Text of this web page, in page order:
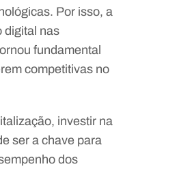
Por isso, a
digital nas
fundamental
competitivas no
investir na
ser a chave para
dos